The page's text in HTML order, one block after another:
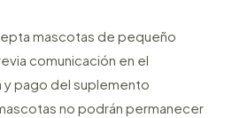
mascotas de pequeño
comunicación en el
pago del suplemento
no podrán permanecer